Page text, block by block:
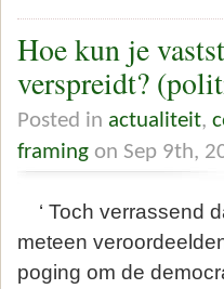
Hoe kun je
verspreidt?
Posted in actualiteit,
framing on Sep 9th,
‘ Toch verrassend
meteen
poging om de